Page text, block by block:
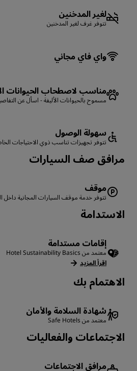
لغير المدخنين
تتوفر غرف لغير المدخنين
واي فاي مجاني
مناسب لاصطحاب الحيوانات
مسموح بالحيوانات الأليفة - اسأل عن
سهولة الوصول
تتوفر تجهيزات تناسب ذوي الاحتياجات
‏‫مرافق صف السيارات
موقف
تتوفر خدمة موقف السيارات المجانية داخل
الاستدامة
إقامات مستدامة
معتمد من Hotel Sustainability Basics
اقرأ المزيد
الاهتمام بك
شهادة السلامة والأمان
معتمد من Safe Hotels
الاجتماعات والفعاليات
مرافق الاجتماعات